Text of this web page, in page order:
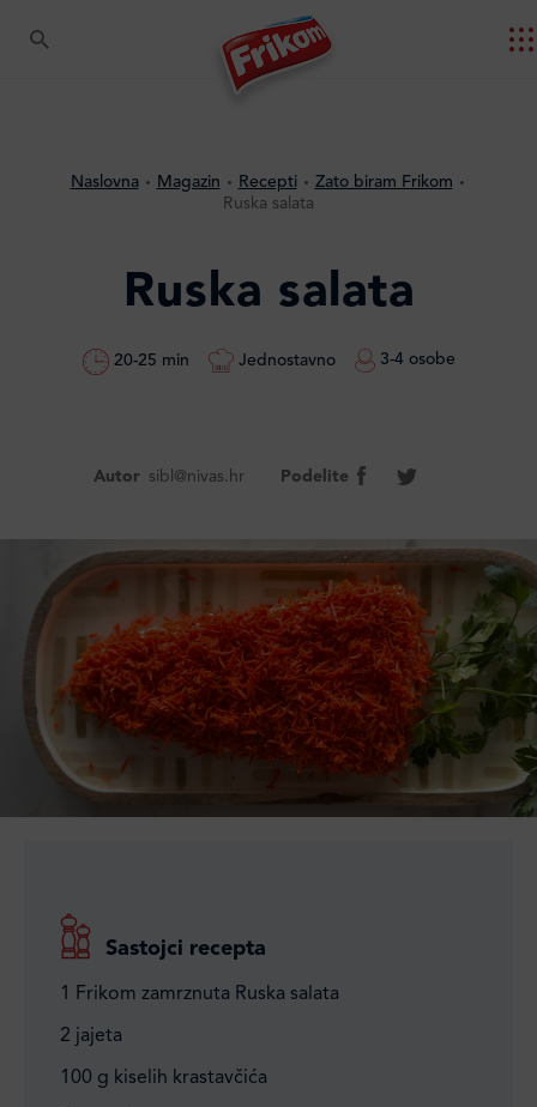
Naslovna Magazin Recepti
Zato biram Frikom
Ruska salata
Ruska salata
20-25 min Jednostavno 3-4 osobe
Autor sibl@nivas.hr Podelite
Sastojci recepta
1 Frikom zamrznuta Ruska salata
2 jajeta
100 g kiselih krastavčića